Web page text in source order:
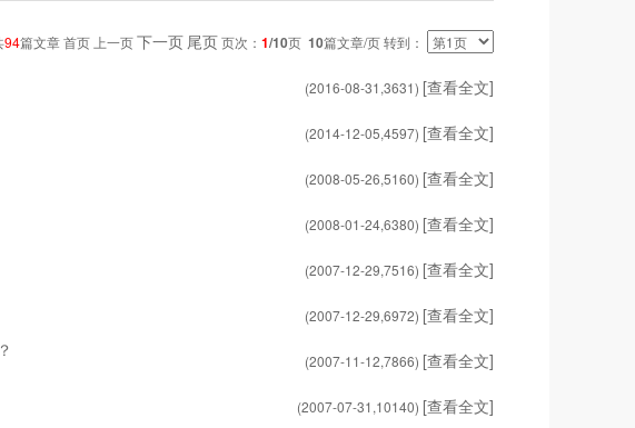
94篇文章 首页 上一页下一页 尾页页次： 1/10页 10篇文章/页 转到：
(2016-08-31,3631) [查看全文]
(2014-12-05,4597) [查看全文]
(2008-05-26,5160) [查看全文]
(2008-01-24,6380) [查看全文]
(2007-12-29,7516) [查看全文]
(2007-12-29,6972) [查看全文]
(2007-11-12,7866) [查看全文]
(2007-07-31,10140) [查看全文]